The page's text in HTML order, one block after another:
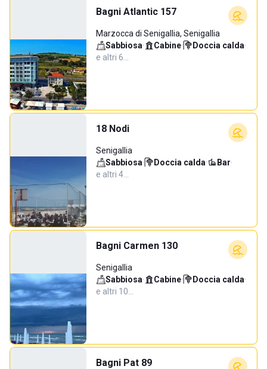
Bagni Atlantic 157
Marzocca di Senigallia, Senigallia
Sabbiosa· Cabine· Doccia calda·
e altri 6…
18 Nodi
Senigallia
Sabbiosa· Doccia calda· Bar·
e altri 4…
Bagni Carmen 130
Senigallia
Sabbiosa· Cabine· Doccia calda·
e altri 10…
Bagni Pat 89